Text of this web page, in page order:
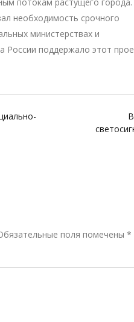
необходимость срочного
министерствах и
России поддержало этот
поля помечены *